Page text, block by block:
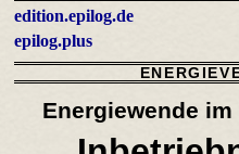
edition.epilog.de
epilog.plus
Energiewende